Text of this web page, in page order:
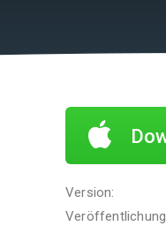
Version: